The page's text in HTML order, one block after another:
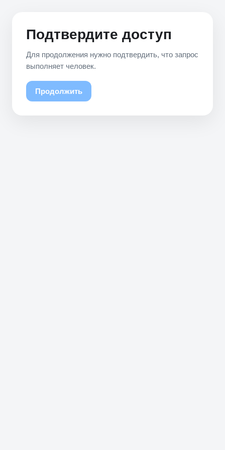
Подтвердите доступ
Для продолжения нужно подтвердить, что запрос
выполняет человек.
Продолжить